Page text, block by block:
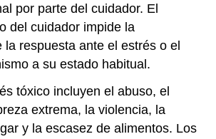
por parte del cuidador. El
del cuidador impide la
la respuesta ante el estrés o el
a su estado habitual.
tóxico incluyen el abuso, el
extrema, la violencia, la
y la escasez de alimentos. Los